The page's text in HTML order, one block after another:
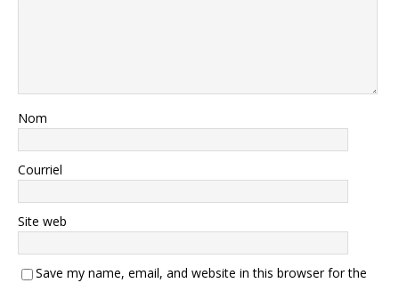
Nom
Courriel
Site web
Save my name, email, and website in this browser for the